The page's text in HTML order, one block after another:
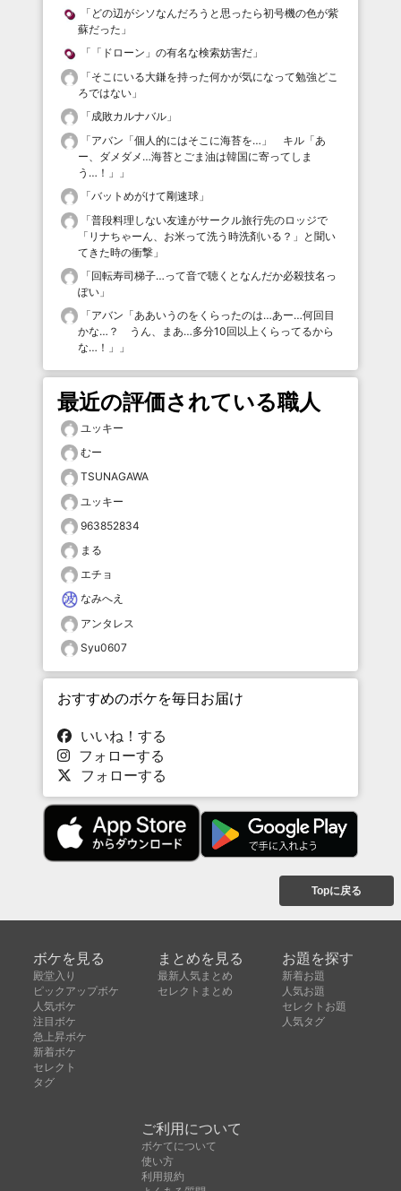
「 どの辺がシソなんだろうと思ったら初号機の色が紫
蘇だった 」
「 「ドローン」の有名な検索妨害だ 」
「そこにいる大鎌を持った何かが気になって勉強どこ
ろではない 」
「成敗カルナバル 」
「アバン「個人的にはそこに海苔を…」 キル「あ
ー、ダメダメ…海苔とごま油は韓国に寄ってしま
う…！」
」
「バットめがけて剛速球 」
「普段料理しない友達がサークル旅行先のロッジで
「リナちゃーん、お米って洗う時洗剤いる？」と聞い
てきた時の衝撃 」
「回転寿司梯子…って音で聴くとなんだか必殺技名っ
ぽい 」
「アバン「ああいうのをくらったのは…あー…何回目
かな…？ うん、まあ…多分10回以上くらってるから
な…！」
」
最近の評価されている職人
ユッキー
むー
TSUNAGAWA
ユッキー
963852834
まる
エチョ
なみへえ
アンタレス
Syu0607
おすすめのボケを毎日お届け
いいね！する
フォローする
フォローする
Topに戻る
ボケを見る
殿堂入り
ピックアップボケ
人気ボケ
注目ボケ
急上昇ボケ
新着ボケ
セレクト
タグ
まとめを見る
最新人気まとめ
セレクトまとめ
お題を探す
新着お題
人気お題
セレクトお題
人気タグ
ご利用について
ボケてについて
使い方
利用規約